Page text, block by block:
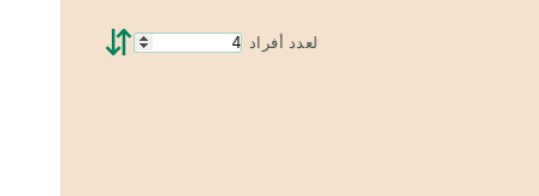
لعدد أفراد ⇵